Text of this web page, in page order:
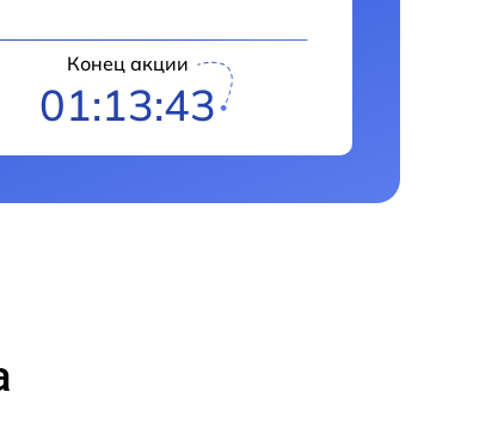
Конец акции
01:13:41